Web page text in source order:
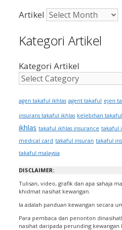
Artikel
Kategori Artikel
Kategori Artikel
agen takaful ikhlas agent takaful ejen
insurans takaful ikhlas kelebihan
ikhlas takaful ikhlas insurance takaful
medical card takaful insuran takaful
takaful malaysia
DISCLAIMER:
Tulisan, video, grafik dan apa sahaja
khidmat nasihat kewangan.
Ia adalah panduan kewangan secara
Para pembaca dan penonton
nasihat daripada perunding